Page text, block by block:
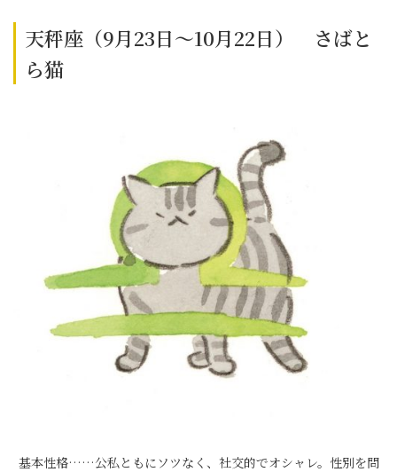
天秤座（9月23日～10月22日） さばと
ら猫
基本性格……公私ともにソツなく、社交的でオシャレ。性別を問